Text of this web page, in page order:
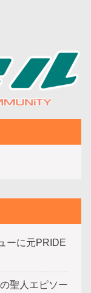
ーに元PRIDE
聖人エピソー